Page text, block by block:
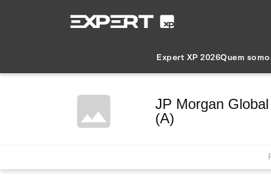
Expert XP 2026Quem
JP Morgan
(A)